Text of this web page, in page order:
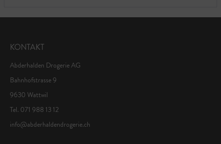
KONTAKT
Abderhalden Drogerie AG
Bahnhofstrasse 9
9630 Wattwil
Tel. 071 988 13 12
info@abderhaldendrogerie.ch